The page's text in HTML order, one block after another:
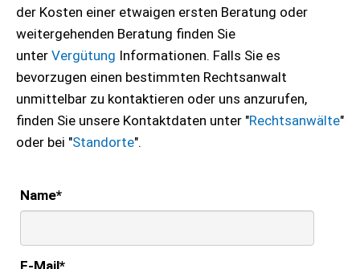
der Kosten einer etwaigen ersten Beratung oder
weitergehenden Beratung finden Sie
unter Vergütung Informationen. Falls Sie es
bevorzugen einen bestimmten Rechtsanwalt
unmittelbar zu kontaktieren oder uns anzurufen,
finden Sie unsere Kontaktdaten unter "Rechtsanwälte"
oder bei "Standorte".
Name*